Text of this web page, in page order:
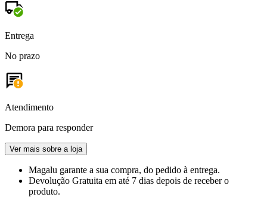
Entrega
No prazo
Atendimento
Demora para responder
Ver mais sobre a loja
Magalu garante a sua compra, do pedido à entrega.
Devolução Gratuita em até 7 dias depois de receber o
produto.